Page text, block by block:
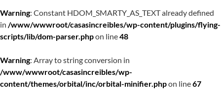
Warning: Constant HDOM_SMARTY_AS_TEXT already defined
in /www/wwwroot/casasincreibles/wp-content/plugins/flying-
scripts/lib/dom-parser.phpon line48
Warning: Array to string conversion in
/www/wwwroot/casasincreibles/wp-
content/themes/orbital/inc/orbital-minifier.phpon line67